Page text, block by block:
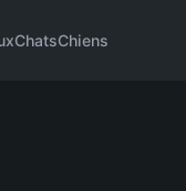
ChatsChiens